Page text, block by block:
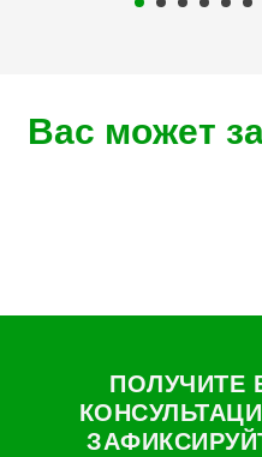
Вас может
ПОЛУЧИТЕ